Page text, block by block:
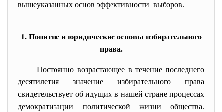
вышеуказанных основ эффективности выборов.
1. Понятие и юридические основы избирательного
права.
Постоянно возрастающее в течение последнего
десятилетия значение избирательного права
свидетельствует об идущих в нашей стране процессах
демократизации политической жизни общества.